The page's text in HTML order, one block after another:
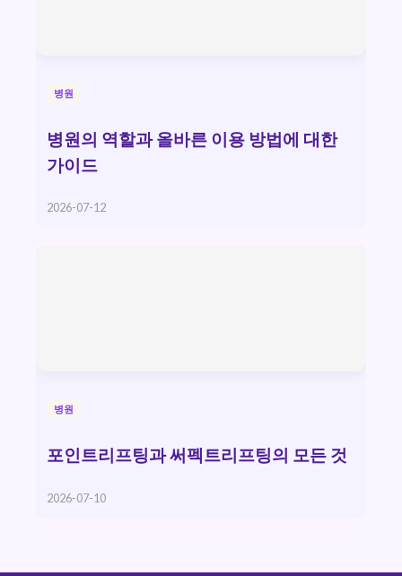
병원
병원의 역할과 올바른 이용 방법에 대한
가이드
2026-07-12
병원
포인트리프팅과 써펙트리프팅의 모든 것
2026-07-10